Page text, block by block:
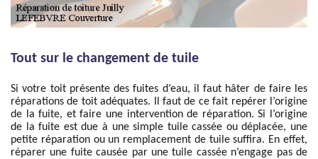
Tout sur le changement de tuile
Si votre toit présente des fuites d’eau, il faut hâter de faire les
réparations de toit adéquates. Il faut de ce fait repérer l’origine
de la fuite, et faire une intervention de réparation. Si l’origine
de la fuite est due à une simple tuile cassée ou déplacée, une
petite réparation ou un remplacement de tuile suffira. En effet,
réparer une fuite causée par une tuile cassée n’engage pas de